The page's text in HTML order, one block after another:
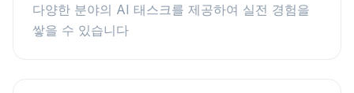
다양한 분야의 AI 태스크를 제공하여 실전 경험을
쌓을 수 있습니다